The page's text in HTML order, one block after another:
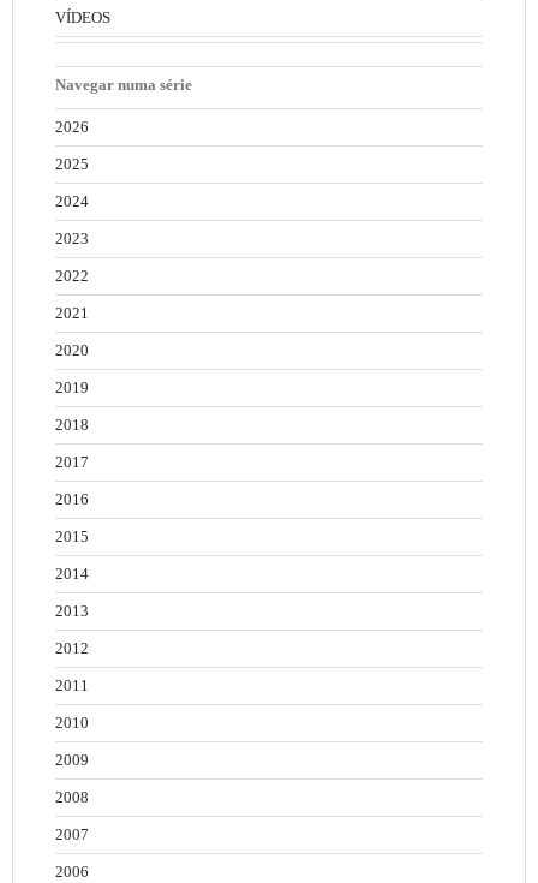
VÍDEOS
Navegar numa série
2026
2025
2024
2023
2022
2021
2020
2019
2018
2017
2016
2015
2014
2013
2012
2011
2010
2009
2008
2007
2006